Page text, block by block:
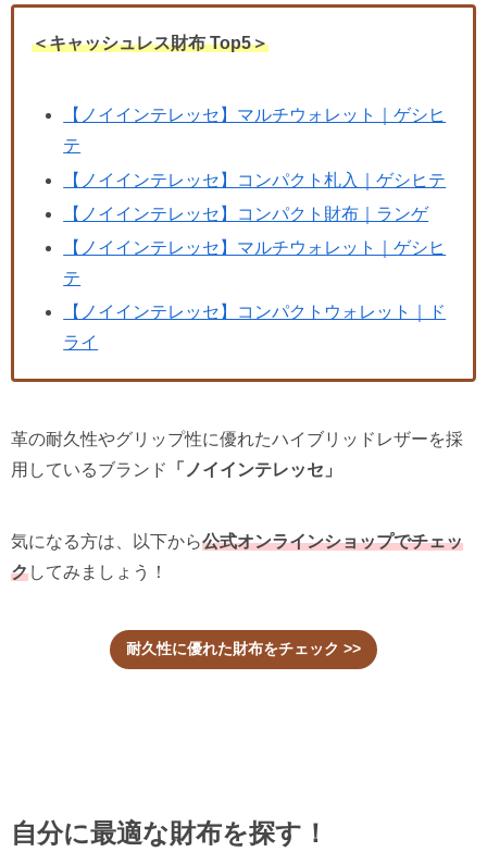
＜キャッシュレス財布 Top5＞
【ノイインテレッセ】マルチウォレット｜ゲシヒ
テ
【ノイインテレッセ】コンパクト札入｜ゲシヒテ
【ノイインテレッセ】コンパクト財布｜ランゲ
【ノイインテレッセ】マルチウォレット｜ゲシヒ
テ
【ノイインテレッセ】コンパクトウォレット｜ド
ライ
革の耐久性やグリップ性に優れたハイブリッドレザーを採
用しているブランド
「ノイインテレッセ」
気になる方は、以下から公式オンラインショップでチェッ
クしてみましょう！
耐久性に優れた財布をチェック >>
自分に最適な財布を探す！